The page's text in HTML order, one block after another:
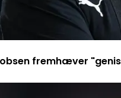
fremhæver